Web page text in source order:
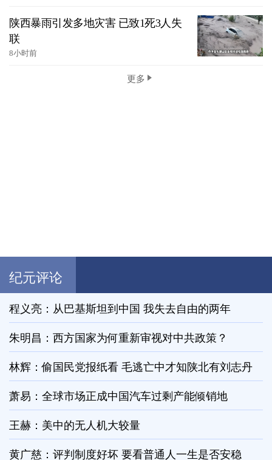
陕西暴雨引发多地灾害 已致1死3人失
联
8小时前
更多
纪元评论
程义亮：从巴基斯坦到中国 我失去自由的两年
朱明昌：西方国家为何重新审视对中共政策？
林辉：偷国民党报纸看 毛逃亡中才知陕北有刘志丹
萧易：全球市场正成中国汽车过剩产能倾销地
王赫：美中的无人机大较量
黄广慈：评判制度好坏 要看普通人一生是否安稳